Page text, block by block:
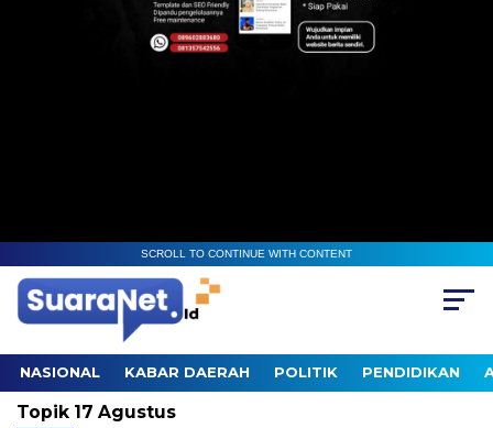
SCROLL TO CONTINUE WITH CONTENT
NASIONAL KABAR DAERAH POLITIK PENDIDIKAN
Topik 17 Agustus